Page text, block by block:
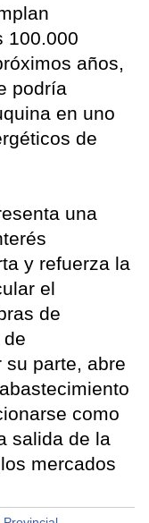
100.000
años,
podría
en uno
de
una
y refuerza la
el
de
su parte, abre
como
salida de la
mercados